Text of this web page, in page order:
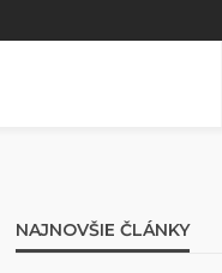
NAJNOVŠIE ČLÁNKY